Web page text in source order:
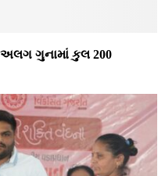
ગુનામાં કુલ 200